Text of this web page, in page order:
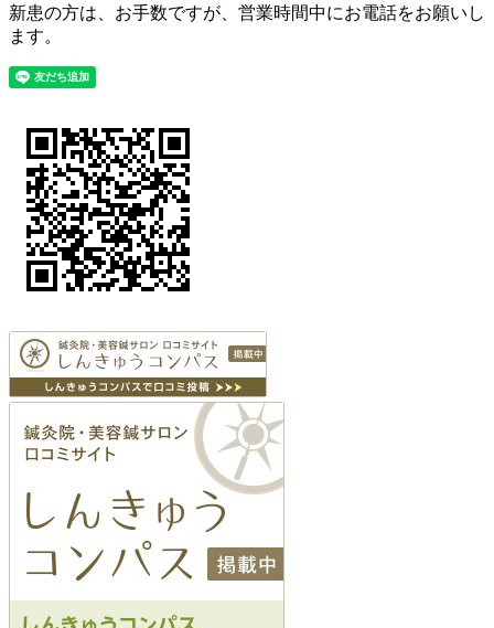
新患の方は、お手数ですが、営業時間中にお電話をお願いし
ます。